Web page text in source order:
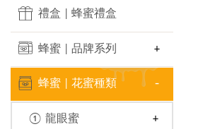
禮盒 | 蜂蜜禮盒
蜂蜜 | 品牌系列
蜂蜜 | 花蜜種類
① 龍眼蜜